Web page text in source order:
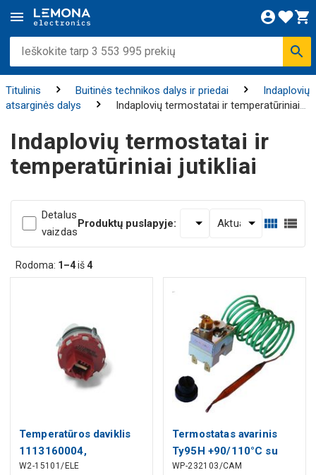
Titulinis Buitinės technikos dalys ir priedai
Indaplovių
atsarginės dalys
Indaplovių termostatai ir temperatūriniai
Indaplovių termostatai ir
temperatūriniai jutikliai
Detalus
vaizdas
Produktų puslapyje:
Rodoma: 1–4iš4
Temperatūros daviklis
1113160004,
1113368003 AEG,
W2-15101/ELE
Termostatas avarinis
Ty95H +90/110°C su
deblokavimo mygtuku,
WP-232103/CAM